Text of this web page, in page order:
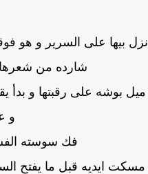
بيها على السرير و هو
شارده من شعرها
بوشه على رقبتها و بدأ
و
فك سوسته
ايديه قبل ما يفتح